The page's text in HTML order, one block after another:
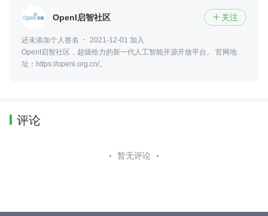
OpenI启智社区  关注
还未添加个人签名
2021-12-01 加入
OpenI启智社区，超级给力的新一代人工智能开源开放平台。 官网地
址：https://openi.org.cn/。
评论
暂无评论